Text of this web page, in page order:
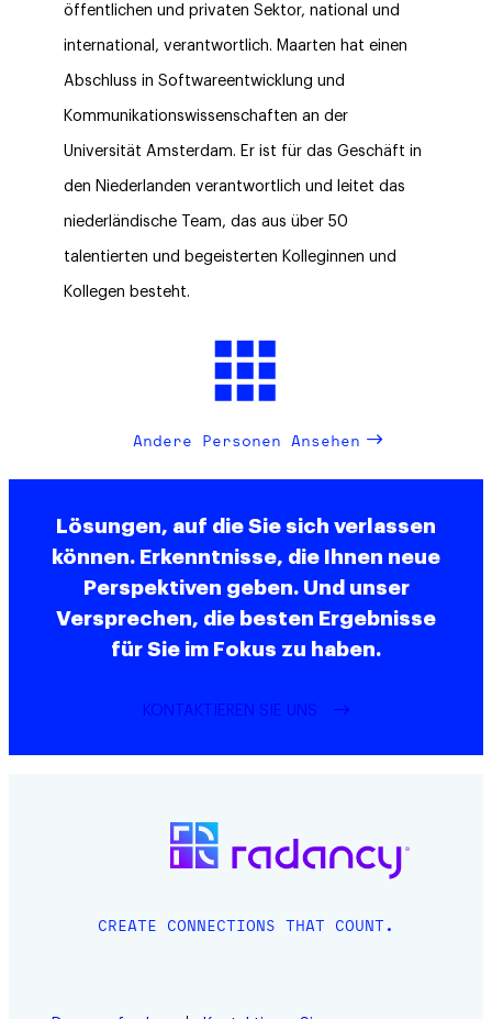
öffentlichen und privaten Sektor, national und
international, verantwortlich. Maarten hat einen
Abschluss in Softwareentwicklung und
Kommunikationswissenschaften an der
Universität Amsterdam. Er ist für das Geschäft in
den Niederlanden verantwortlich und leitet das
niederländische Team, das aus über 50
talentierten und begeisterten Kolleginnen und
Kollegen besteht.
Andere Personen Ansehen
Lösungen, auf die Sie sich verlassen
können. Erkenntnisse, die Ihnen neue
Perspektiven geben. Und unser
Versprechen, die besten Ergebnisse
für Sie im Fokus zu haben.
KONTAKTIEREN SIE UNS
CREATE CONNECTIONS THAT COUNT.